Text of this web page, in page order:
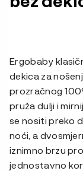
Ergobaby
dekica za
prozračnog
pruža dulji i
se nositi preko
noći, a
iznimno brzu
jednostavno